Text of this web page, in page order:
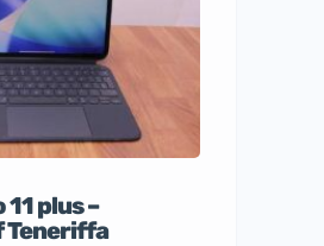
plus –
Teneriffa